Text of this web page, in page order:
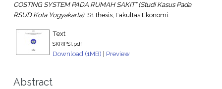
COSTING SYSTEM PADA RUMAH SAKIT” (Studi Kasus Pada
RSUD Kota Yogyakarta). S1 thesis, Fakultas Ekonomi.
Text
SKRIPSI.pdf
Download (1MB) | Preview
Abstract